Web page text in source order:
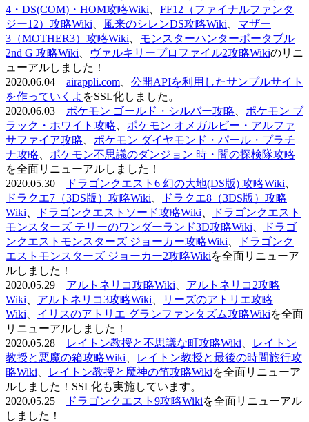
4・DS(COM)・HOM攻略Wiki
FF12（ファイナルファンタ
ジー12）攻略Wiki
風来のシレンDS攻略Wiki
マザー
3（MOTHER3）攻略Wiki
モンスターハンターポータブル
2nd G 攻略Wiki
ヴァルキリープロファイル2攻略Wikiのリニ
ューアルしました！
2020.06.04 airappli.com
公開APIを利用したサンプルサイト
を作っていくよ をSSL化しました。
2020.06.03 ポケモン ゴールド・シルバー攻略
ポケモン ブ
ラック・ホワイト攻略
ポケモン オメガルビー・アルファ
サファイア攻略
ポケモン ダイヤモンド・パール・プラチ
ナ攻略
ポケモン不思議のダンジョン 時・闇の探検隊攻略
を全面リニューアルしました！
2020.05.30
ドラゴンクエスト6 幻の大地(DS版) 攻略Wiki
ドラクエ7（3DS版）攻略Wiki
ドラクエ8（3DS版）攻略
Wiki
ドラゴンクエストソード攻略Wiki
ドラゴンクエスト
モンスターズ テリーのワンダーランド3D攻略Wiki
ドラゴ
ンクエストモンスターズ ジョーカー攻略Wiki
ドラゴンク
エストモンスターズ ジョーカー2攻略Wikiを全面リニューア
ルしました！
2020.05.29 アルトネリコ攻略Wiki
アルトネリコ2攻略
Wiki
アルトネリコ3攻略Wiki
リーズのアトリエ攻略
Wiki
イリスのアトリエ グランファンタズム攻略Wikiを全面
リニューアルしました！
2020.05.28
レイトン教授と不思議な町攻略Wiki
レイトン
教授と悪魔の箱攻略Wiki
レイトン教授と最後の時間旅行攻
略Wiki
レイトン教授と魔神の笛攻略Wikiを全面リニューア
ルしました！SSL化も実施しています。
2020.05.25
ドラゴンクエスト9攻略Wikiを全面リニューアル
しました！